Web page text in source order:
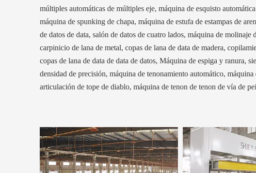
múltiples automáticas de múltiples eje, máquina de esquisto
máquina de spunking de chapa, máquina de estufa de estampas de
de datos de data, salón de datos de cuatro lados, máquina de molinaje
carpinicio de lana de metal, copas de lana de data de madera,
copas de lana de data de data de datos, Máquina de espiga y ranura,
densidad de precisión, máquina de tenonamiento automático, máquina
articulación de tope de diablo, máquina de tenon de tenon de vía de